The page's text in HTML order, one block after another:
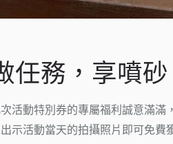
任務，享噴砂
活動特別券的專屬福利誠意滿
示活動當天的拍攝照片即可免費